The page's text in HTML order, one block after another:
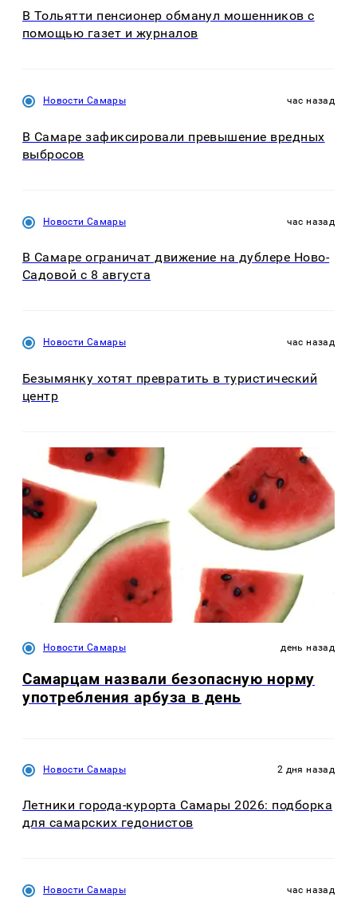
В Тольятти пенсионер обманул мошенников с
помощью газет и журналов
Новости Самары час назад
В Самаре зафиксировали превышение вредных
выбросов
Новости Самары час назад
В Самаре ограничат движение на дублере Ново-
Садовой с 8 августа
Новости Самары час назад
Безымянку хотят превратить в туристический
центр
Новости Самары день назад
Самарцам назвали безопасную норму
употребления арбуза в день
Новости Самары 2 дня назад
Летники города-курорта Самары 2026: подборка
для самарских гедонистов
Новости Самары час назад